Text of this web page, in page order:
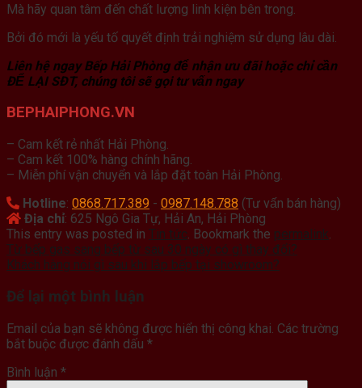
Mà hãy quan tâm đến chất lượng linh kiện bên trong.
Bởi đó mới là yếu tố quyết định trải nghiệm sử dụng lâu dài.
Liên hệ ngay Bếp Hải Phòng để nhận ưu đãi hoặc chỉ cần
ĐỂ LẠI SĐT, chúng tôi sẽ gọi tư vấn ngay
BEPHAIPHONG.VN
– Cam kết rẻ nhất Hải Phòng.
– Cam kết 100% hàng chính hãng.
– Miễn phí vận chuyển và lắp đặt toàn Hải Phòng.
Hotline: 0868.717.389 - 0987.148.788 (Tư vấn bán hàng)
Địa chỉ: 625 Ngô Gia Tự, Hải An, Hải Phòng
This entry was posted in Tin tức. Bookmark the permalink.
Từ bếp gas sang bếp từ sau 30 ngày có gì thay đổi?
Khách hàng nói gì sau khi lắp bếp tại showroom?
Để lại một bình luận
Email của bạn sẽ không được hiển thị công khai. Các trường
bắt buộc được đánh dấu *
Bình luận *